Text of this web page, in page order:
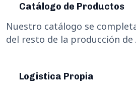
Catálogo de Productos
Nuestro catálogo se
del resto de la producción de
Logistica Propia